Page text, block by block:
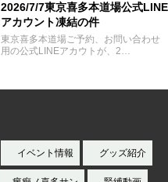
2026/7/7東京喜多本道場公式LINE
アカウント凍結の件
東京喜多本道場ご予約、お問い合わせ
用の公式LINEアカウトが、2…
イベント情報 グッズ紹介